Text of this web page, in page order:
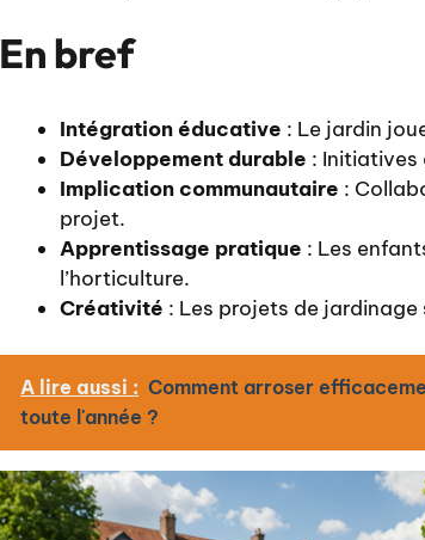
En bref
Intégration éducative : Le jardin
Développement durable : Initiatives
Implication communautaire :
projet.
Apprentissage pratique : Les
l’horticulture.
Créativité : Les projets de
A lire aussi : Comment arroser
toute l'année ?